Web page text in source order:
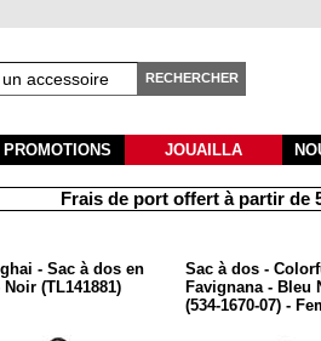
RECHERCHER
PROMOTIONS JOUAILLA
Frais de port offert à partir de 50 €
- Sac à dos en
(TL141881)
Sac à dos -
Favignana - Bleu
(534-1670-07) -